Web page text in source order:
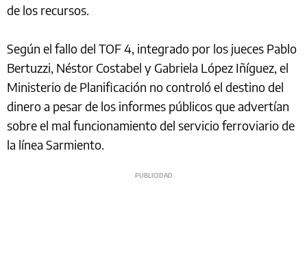
de los recursos.
Según el fallo del TOF 4, integrado por los jueces Pablo
Bertuzzi, Néstor Costabel y Gabriela López Iñíguez, el
Ministerio de Planificación no controló el destino del
dinero a pesar de los informes públicos que advertían
sobre el mal funcionamiento del servicio ferroviario de
la línea Sarmiento.